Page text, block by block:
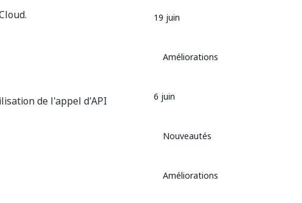
de l'appel d'API
19 juin
Améliorations
6 juin
Nouveautés
Améliorations